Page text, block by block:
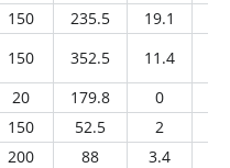
150 235.5 19.1
150 352.5 11.4
20 179.8 0
150 52.5 2
200 88 3.4